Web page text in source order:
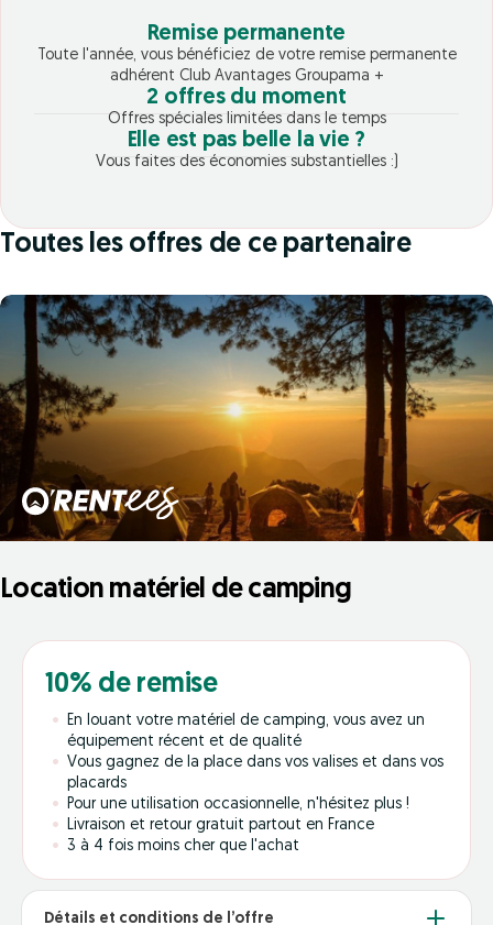
Remise permanente
Toute l'année, vous bénéficiez de votre remise permanente
adhérent Club Avantages Groupama +
2 offres du moment
Offres spéciales limitées dans le temps
Elle est pas belle la vie ?
Vous faites des économies substantielles :)
Toutes les offres de ce partenaire
Location matériel de camping
10% de remise
En louant votre matériel de camping, vous avez un
équipement récent et de qualité
Vous gagnez de la place dans vos valises et dans vos
placards
Pour une utilisation occasionnelle, n'hésitez plus !
Livraison et retour gratuit partout en France
3 à 4 fois moins cher que l'achat
Détails et conditions de l’offre